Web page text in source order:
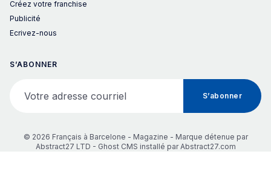
Créez votre franchise
Publicité
Ecrivez-nous
S’ABONNER
S’abonner
© 2026 Français à Barcelone - Magazine - Marque détenue par
Abstract27 LTD - Ghost CMS installé parAbstract27.com